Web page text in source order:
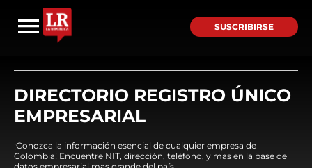
SUSCRIBIRSE
DIRECTORIO REGISTRO ÚNICO
EMPRESARIAL
¡Conozca la información esencial de cualquier empresa de
Colombia! Encuentre NIT, dirección, teléfono, y mas en la base de